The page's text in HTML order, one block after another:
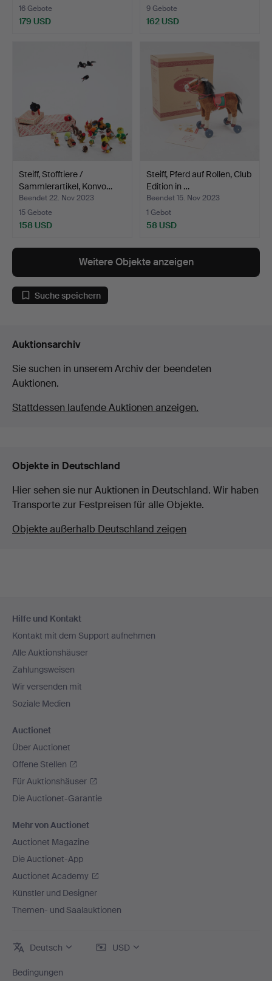
16 Gebote
179 USD
9 Gebote
162 USD
Steiff, Stofftiere /
Sammlerartikel, Konvo…
Beendet 22. Nov 2023
15 Gebote
158 USD
Steiff, Pferd auf Rollen, Club
Edition in …
Beendet 15. Nov 2023
1 Gebot
58 USD
Weitere Objekte anzeigen
Suche speichern
Auktionsarchiv
Sie suchen in unserem Archiv der beendeten
Auktionen.
Stattdessen laufende Auktionen anzeigen.
Objekte in Deutschland
Hier sehen sie nur Auktionen in Deutschland. Wir haben
Transporte zur Festpreisen für alle Objekte.
Objekte außerhalb Deutschland zeigen
Navigation
Hilfe und Kontakt
Kontakt mit dem Support aufnehmen
Alle Auktionshäuser
Zahlungsweisen
Wir versenden mit
Soziale Medien
Auctionet
Über Auctionet
Offene Stellen
Für Auktionshäuser
Die Auctionet-Garantie
Mehr von Auctionet
Auctionet Magazine
Die Auctionet-App
Auctionet Academy
Künstler und Designer
Themen- und Saalauktionen
Deutsch USD
Bedingungen